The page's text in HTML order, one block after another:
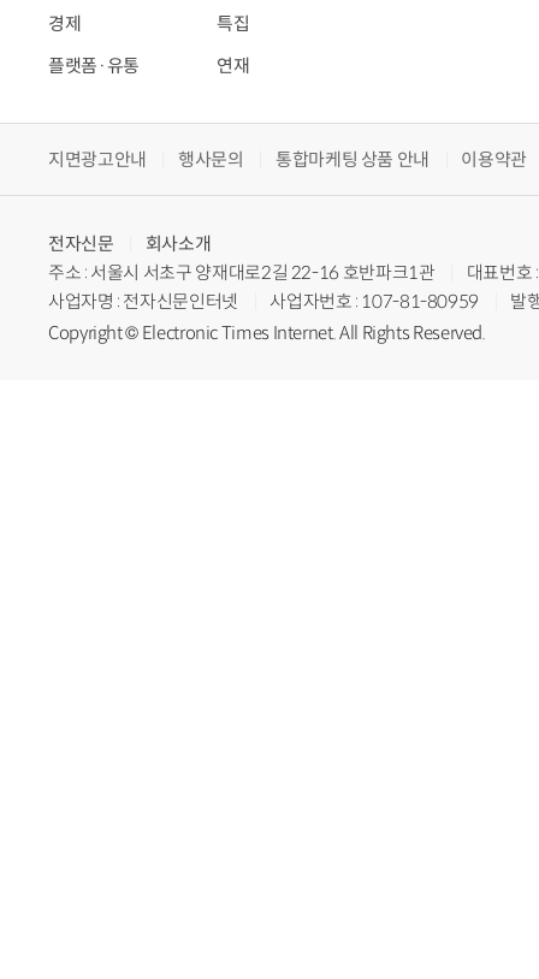
경제
플랫폼·유통
특집
연재
지면광고안내 행사문의 통합마케팅 상품 안내 이용약관
전자신문
회사소개
주소 : 서울시 서초구 양재대로2길 22-16 호반파크1관
대표번
사업자명 : 전자신문인터넷
사업자번호 : 107-81-80959
발
Copyright © Electronic Times Internet. All Rights Reserved.